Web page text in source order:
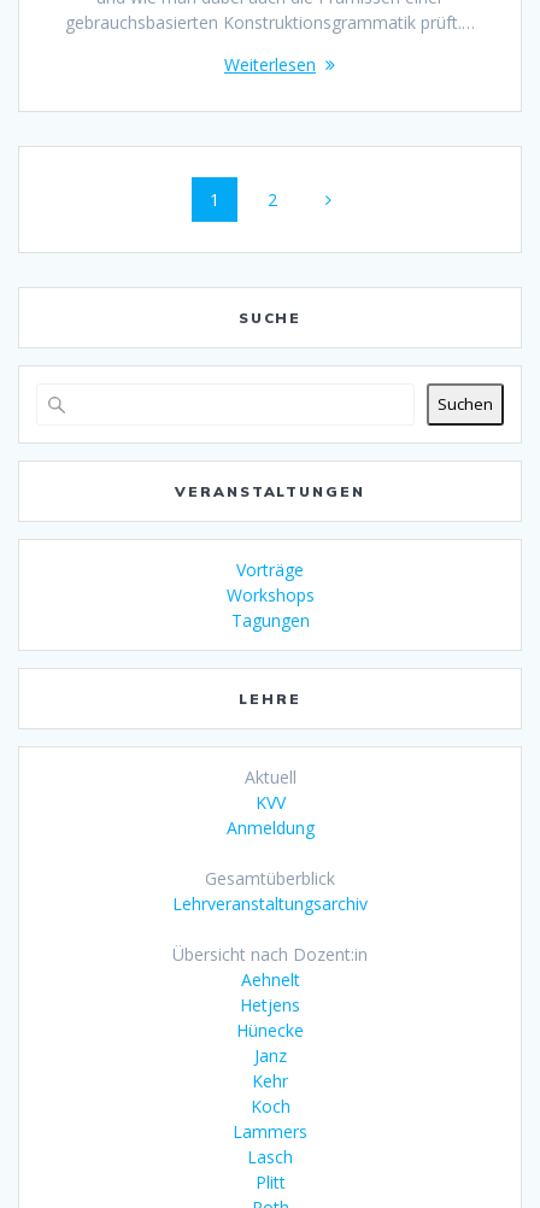
gebrauchsbasierten Konstruktionsgrammatik prüft.…
Weiterlesen
Beitragsnavigation
Seite
1 Seite
2
SUCHE
Suchen
VERANSTALTUNGEN
Vorträge
Workshops
Tagungen
LEHRE
Aktuell
KVV
Anmeldung
Gesamtüberblick
Lehrveranstaltungsarchiv
Übersicht nach Dozent:in
Aehnelt
Hetjens
Hünecke
Janz
Kehr
Koch
Lammers
Lasch
Plitt